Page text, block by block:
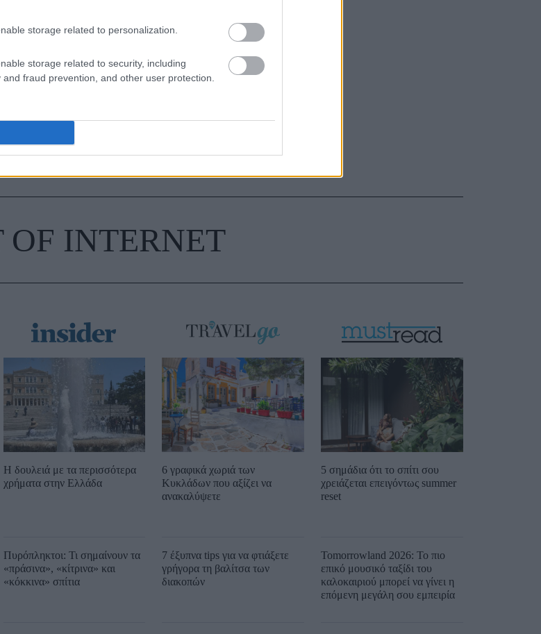
storage related to personalization.
storage related to security, including
fraud prevention, and other user protection.
κάθε εβδομάδα
OF INTERNET
Η δουλειά με τα περισσότερα
χρήματα στην Ελλάδα
Πυρόπληκτοι: Τι σημαίνουν τα
«πράσινα», «κίτρινα» και
«κόκκινα» σπίτια
6 γραφικά χωριά των
Κυκλάδων που αξίζει να
ανακαλύψετε
7 έξυπνα tips για να φτιάξετε
γρήγορα τη βαλίτσα των
διακοπών
5 σημάδια ότι το σπίτι σου
χρειάζεται επειγόντως summer
reset
Tomorrowland 2026: Το πιο
επικό μουσικό ταξίδι του
καλοκαιριού μπορεί να γίνει η
επόμενη μεγάλη σου εμπειρία